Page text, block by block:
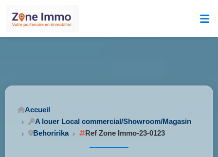
Accueil
A louer Local commercial/Showroom/Magasin
Behoririka
Ref Zone Immo-23-0123